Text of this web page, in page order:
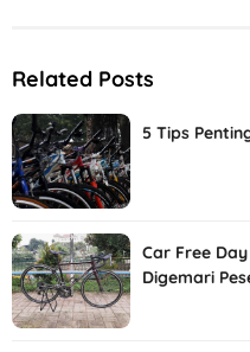
Related Posts
5 Tips
Car Free
Digemari